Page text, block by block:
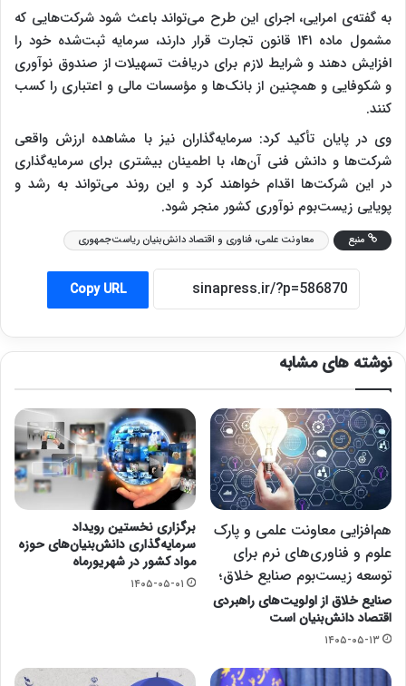
به گفته‌ی امرایی، اجرای این طرح می‌تواند باعث شود شرکت‌هایی که
مشمول ماده ۱۴۱ قانون تجارت قرار دارند، سرمایه ثبت‌شده‌ خود را
افزایش دهند و شرایط لازم برای دریافت تسهیلات از صندوق نوآوری
و شکوفایی و همچنین از بانک‌ها و مؤسسات مالی و اعتباری را کسب
کنند.
وی در پایان تأکید کرد: سرمایه‌گذاران نیز با مشاهده‌ ارزش واقعی
شرکت‌ها و دانش فنی آن‌ها، با اطمینان بیشتری برای سرمایه‌گذاری
در این شرکت‌ها اقدام خواهند کرد و این روند می‌تواند به رشد و
پویایی زیست‌بوم نوآوری کشور منجر شود.
منبع معاونت علمی، فناوری و اقتصاد دانش‌بنیان ریاست‌جمهوری
Copy URL
نوشته های مشابه
هم‌افزایی معاونت علمی و پارک
علوم و فناوری‌های نرم برای
توسعه زیست‌بوم صنایع خلاق؛
صنایع خلاق از اولویت‌های راهبردی
اقتصاد دانش‌بنیان است
۱۴۰۵-۰۵-۱۳
برگزاری نخستین رویداد
سرمایه‌گذاری دانش‌بنیان‌های حوزه
مواد کشور در شهریورماه
۱۴۰۵-۰۵-۰۱